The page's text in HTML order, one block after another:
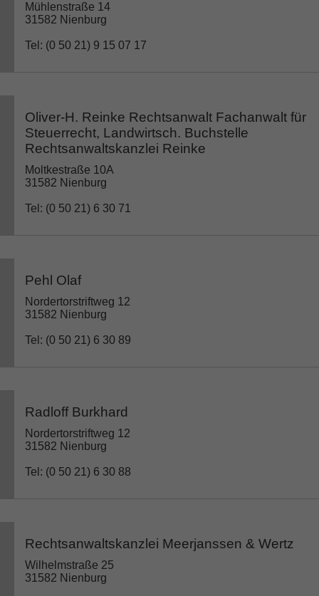
Mühlenstraße 14
31582 Nienburg
Tel: (0 50 21) 9 15 07 17
Oliver-H. Reinke Rechtsanwalt Fachanwalt für
Steuerrecht, Landwirtsch. Buchstelle
Rechtsanwaltskanzlei Reinke
Moltkestraße 10A
31582 Nienburg
Tel: (0 50 21) 6 30 71
Pehl Olaf
Nordertorstriftweg 12
31582 Nienburg
Tel: (0 50 21) 6 30 89
Radloff Burkhard
Nordertorstriftweg 12
31582 Nienburg
Tel: (0 50 21) 6 30 88
Rechtsanwaltskanzlei Meerjanssen & Wertz
Wilhelmstraße 25
31582 Nienburg